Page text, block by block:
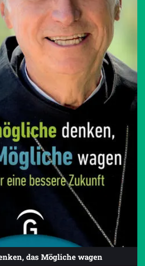
das Mögliche wagen